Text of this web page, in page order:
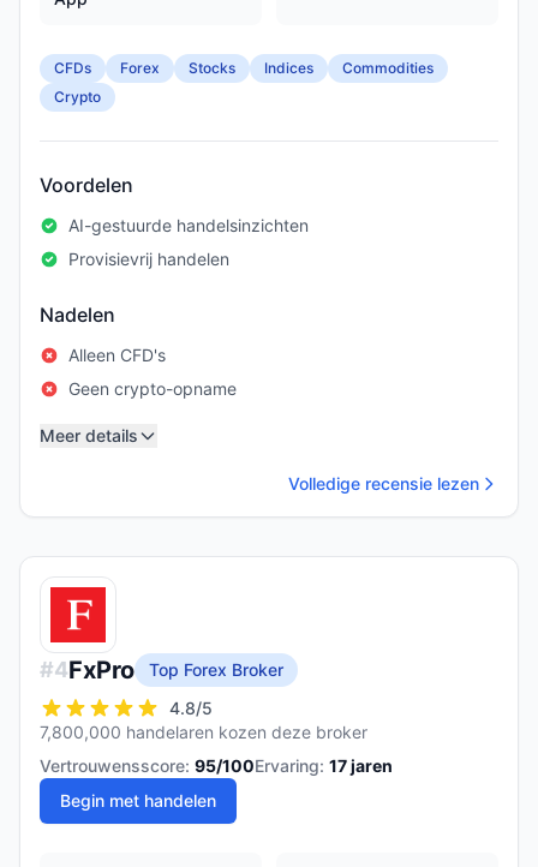
CFDs Forex Stocks Indices
Commodities
Crypto
Voordelen
AI-gestuurde handelsinzichten
Provisievrij handelen
Nadelen
Alleen CFD's
Geen crypto-opname
Meer details
Volledige recensie lezen
#4FxPro
Top Forex Broker
4.8/5
7,800,000 handelaren kozen deze broker
Vertrouwensscore: 95/100Ervaring: 17jaren
Begin met handelen